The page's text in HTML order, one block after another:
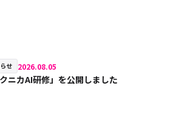
せ 2026.08.05
クニカAI研修」を公開しました